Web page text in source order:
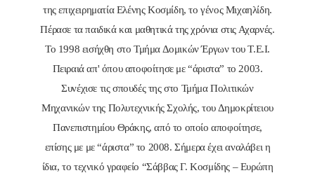
της επιχειρηματία Ελένης Κοσμίδη, το γένος Μιχαηλίδη.
Πέρασε τα παιδικά και μαθητικά της χρόνια στις Αχαρνές.
Το 1998 εισήχθη στο Τμήμα Δομικών Έργων του Τ.Ε.Ι.
Πειραιά απ' όπου αποφοίτησε με “άριστα” το 2003.
Συνέχισε τις σπουδές της στο Τμήμα Πολιτικών
Μηχανικών της Πολυτεχνικής Σχολής, του Δημοκρίτειου
Πανεπιστημίου Θράκης, από το οποίο αποφοίτησε,
επίσης με με “άριστα” το 2008. Σήμερα έχει αναλάβει η
ίδια, το τεχνικό γραφείο “Σάββας Γ. Κοσμίδης – Ευρώπη